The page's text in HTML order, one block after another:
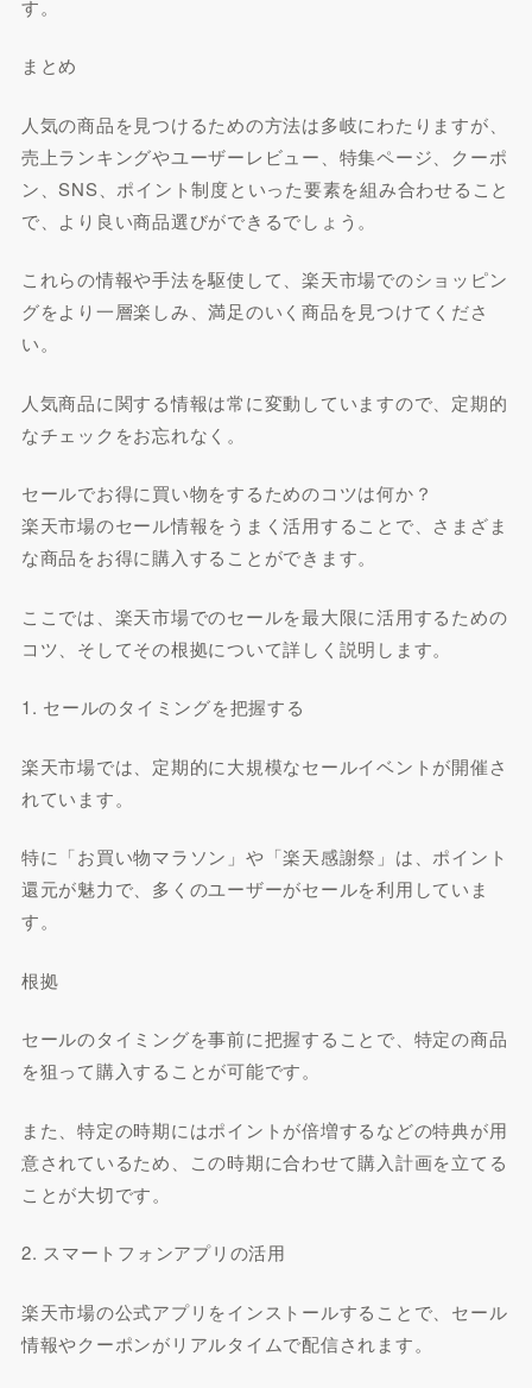
す。
まとめ
人気の商品を見つけるための方法は多岐にわたりますが、
売上ランキングやユーザーレビュー、特集ページ、クーポ
ン、SNS、ポイント制度といった要素を組み合わせること
で、より良い商品選びができるでしょう。
これらの情報や手法を駆使して、楽天市場でのショッピン
グをより一層楽しみ、満足のいく商品を見つけてくださ
い。
人気商品に関する情報は常に変動していますので、定期的
なチェックをお忘れなく。
セールでお得に買い物をするためのコツは何か？
楽天市場のセール情報をうまく活用することで、さまざま
な商品をお得に購入することができます。
ここでは、楽天市場でのセールを最大限に活用するための
コツ、そしてその根拠について詳しく説明します。
1. セールのタイミングを把握する
楽天市場では、定期的に大規模なセールイベントが開催さ
れています。
特に「お買い物マラソン」や「楽天感謝祭」は、ポイント
還元が魅力で、多くのユーザーがセールを利用していま
す。
根拠
セールのタイミングを事前に把握することで、特定の商品
を狙って購入することが可能です。
また、特定の時期にはポイントが倍増するなどの特典が用
意されているため、この時期に合わせて購入計画を立てる
ことが大切です。
2. スマートフォンアプリの活用
楽天市場の公式アプリをインストールすることで、セール
情報やクーポンがリアルタイムで配信されます。